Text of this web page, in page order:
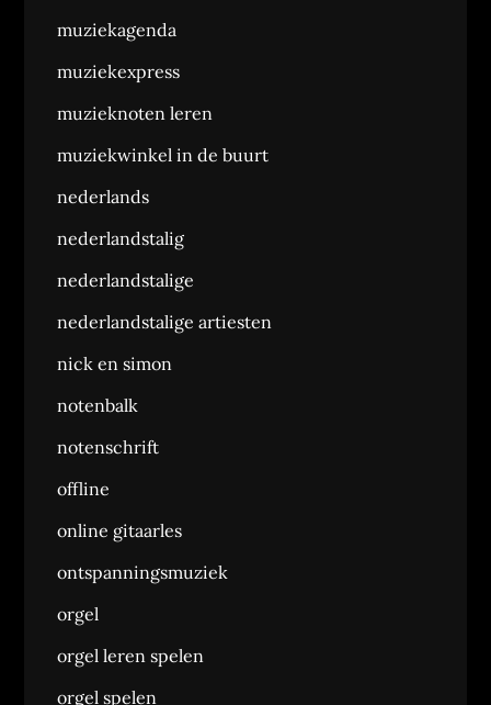
muziekagenda
muziekexpress
muzieknoten leren
muziekwinkel in de buurt
nederlands
nederlandstalig
nederlandstalige
nederlandstalige artiesten
nick en simon
notenbalk
notenschrift
offline
online gitaarles
ontspanningsmuziek
orgel
orgel leren spelen
orgel spelen